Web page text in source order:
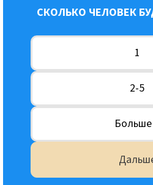
СКОЛЬКО ЧЕЛОВЕК
1
2-5